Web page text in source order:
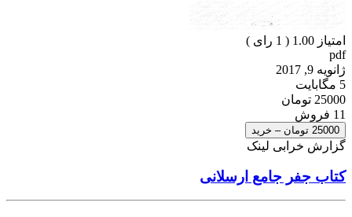
امتیاز 1.00 ( 1 رای )
pdf
ژانویه 9, 2017
5 مگابایت
25000 تومان
11 فروش
25000 تومان – خرید
گزارش خرابی لینک
کتاب جفر جامع ارسلانی